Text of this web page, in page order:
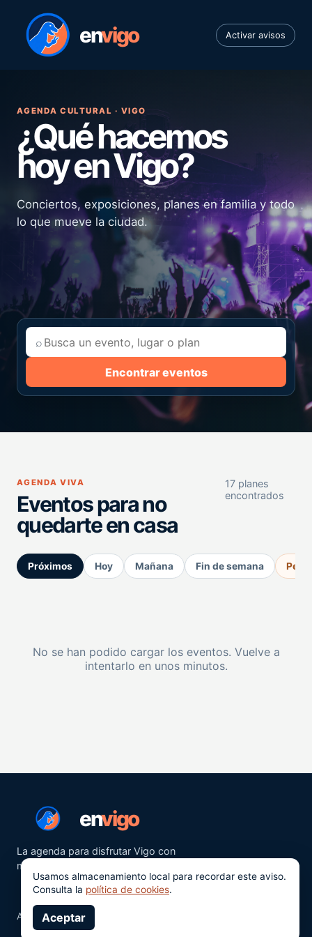
envigo Activar avisos
AGENDA CULTURAL · VIGO
¿Qué hacemos
hoy en Vigo?
Conciertos, exposiciones, planes en familia y todo
lo que mueve la ciudad.
⌕
Encontrar eventos
AGENDA VIVA
Eventos para no
quedarte en casa
17 planes
encontrados
Próximos Hoy Mañana Fin de semana
No se han podido cargar los eventos. Vuelve a
intentarlo en unos minutos.
envigo
La agenda para disfrutar Vigo con
más ganas.
Aviso legalPrivacidad
Usamos almacenamiento local para recordar este aviso.
Consulta la política de cookies.
Aceptar